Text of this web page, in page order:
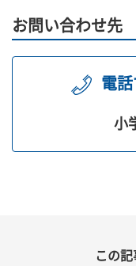
お問い合わせ先
電
小
この